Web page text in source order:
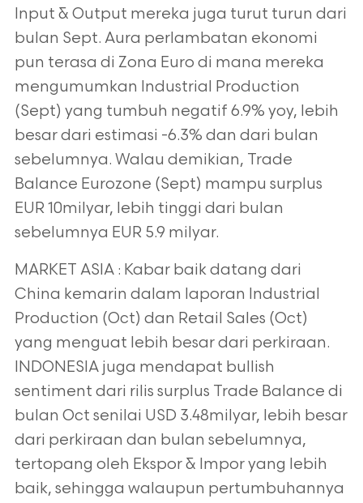
Input & Output mereka juga turut turun dari
bulan Sept. Aura perlambatan ekonomi
pun terasa di Zona Euro di mana mereka
mengumumkan Industrial Production
(Sept) yang tumbuh negatif 6.9% yoy, lebih
besar dari estimasi -6.3% dan dari bulan
sebelumnya. Walau demikian, Trade
Balance Eurozone (Sept) mampu surplus
EUR 10milyar, lebih tinggi dari bulan
sebelumnya EUR 5.9 milyar.
MARKET ASIA : Kabar baik datang dari
China kemarin dalam laporan Industrial
Production (Oct) dan Retail Sales (Oct)
yang menguat lebih besar dari perkiraan.
INDONESIA juga mendapat bullish
sentiment dari rilis surplus Trade Balance di
bulan Oct senilai USD 3.48milyar, lebih besar
dari perkiraan dan bulan sebelumnya,
tertopang oleh Ekspor & Impor yang lebih
baik, sehingga walaupun pertumbuhannya